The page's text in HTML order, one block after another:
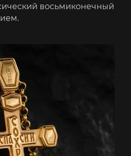
восьмиконечный